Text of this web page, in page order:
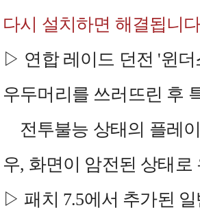
다시 설치하면 해결됩니
▷ 연합 레이드 던전 '윈
우두머리를 쓰러뜨린 후
전투불능 상태의 플레
우, 화면이 암전된 상태
▷ 패치 7.5에서 추가된